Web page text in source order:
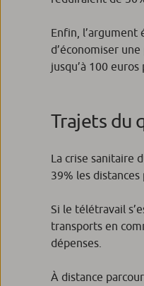
Enfin,
d’économiser
jusqu’à 100
Trajets du
La crise sanitaire
39% les
Si le télétravail
transports en
dépenses.
À distance